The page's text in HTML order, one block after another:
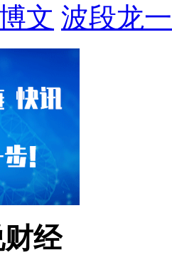
文 波段龙一
财经